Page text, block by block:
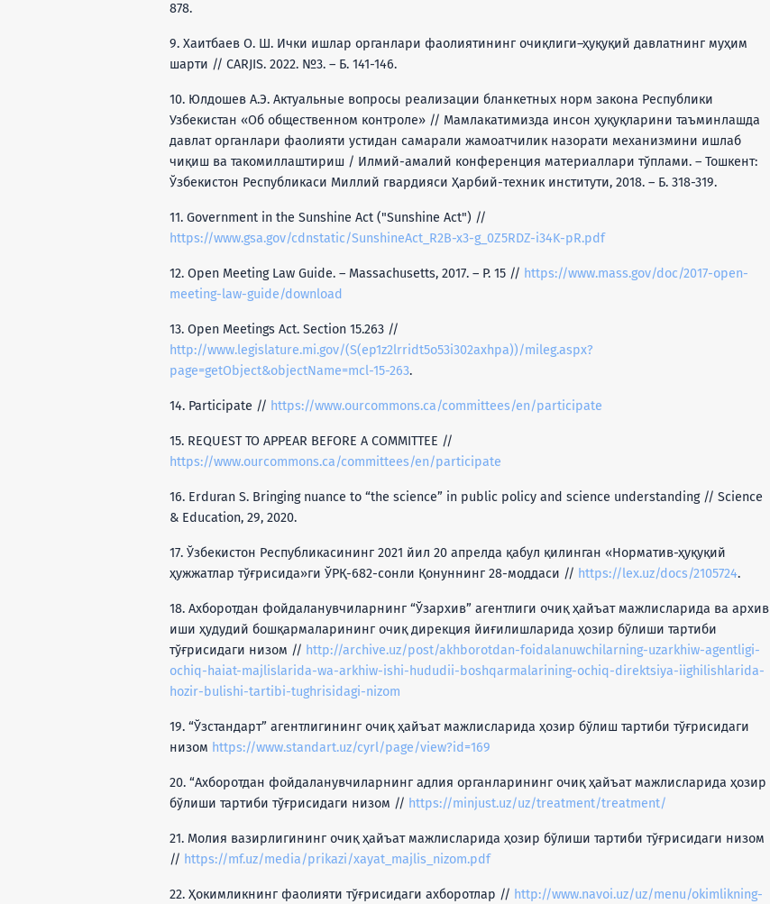
878.
9. Хаитбаев О. Ш. Ички ишлар органлари фаолиятининг очиқлиги–ҳуқуқий давлатнинг муҳим
шарти // CARJIS. 2022. №3. – Б. 141-146.
10. Юлдошев А.Э. Актуальные вопросы реализации бланкетных норм закона Республики
Узбекистан «Об общественном контроле» // Мамлакатимизда инсон ҳуқуқларини таъминлашда
давлат органлари фаолияти устидан самарали жамоатчилик назорати механизмини ишлаб
чиқиш ва такомиллаштириш / Илмий-амалий конференция материаллари тўплами. – Тошкент:
Ўзбекистон Республикаси Миллий гвардияси Ҳарбий-техник институти, 2018. – Б. 318-319.
11. Government in the Sunshine Act ("Sunshine Act") //
https://www.gsa.gov/cdnstatic/SunshineAct_R2B-x3-g_0Z5RDZ-i34K-pR.pdf
12. Open Meeting Law Guide. – Massachusetts, 2017. – P. 15 // https://www.mass.gov/doc/2017-open-
meeting-law-guide/download
13. Open Meetings Act. Section 15.263 //
http://www.legislature.mi.gov/(S(ep1z2lrridt5o53i302axhpa))/mileg.aspx?
page=getObject&objectName=mcl-15-263.
14. Participate // https://www.ourcommons.ca/committees/en/participate
15. REQUEST TO APPEAR BEFORE A COMMITTEE //
https://www.ourcommons.ca/committees/en/participate
16. Erduran S. Bringing nuance to “the science” in public policy and science understanding // Science
& Education, 29, 2020.
17. Ўзбекистон Республикасининг 2021 йил 20 апрелда қабул қилинган «Норматив-ҳуқуқий
ҳужжатлар тўғрисида»ги ЎРҚ-682-сонли Қонуннинг 28-моддаси // https://lex.uz/docs/2105724.
18. Ахборотдан фойдаланувчиларнинг “Ўзархив” агентлиги очиқ ҳайъат мажлисларида ва архив
иши ҳудудий бошқармаларининг очиқ дирекция йиғилишларида ҳозир бўлиши тартиби
тўғрисидаги низом // http://archive.uz/post/akhborotdan-foidalanuwchilarning-uzarkhiw-agentligi-
ochiq-haiat-majlislarida-wa-arkhiw-ishi-hududii-boshqarmalarining-ochiq-direktsiya-iighilishlarida-
hozir-bulishi-tartibi-tughrisidagi-nizom
19. “Ўзстандарт” агентлигининг очиқ ҳайъат мажлисларида ҳозир бўлиш тартиби тўғрисидаги
низом https://www.standart.uz/cyrl/page/view?id=169
20. “Ахборотдан фойдаланувчиларнинг адлия органларининг очиқ ҳайъат мажлисларида ҳозир
бўлиши тартиби тўғрисидаги низом // https://minjust.uz/uz/treatment/treatment/
21. Молия вазирлигининг очиқ ҳайъат мажлисларида ҳозир бўлиши тартиби тўғрисидаги низом
// https://mf.uz/media/prikazi/xayat_majlis_nizom.pdf
22. Ҳокимликнинг фаолияти тўғрисидаги ахборотлар // http://www.navoi.uz/uz/menu/okimlikning-